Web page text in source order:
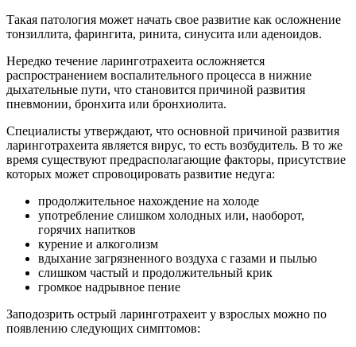
Такая патология может начать свое развитие как осложнение
тонзиллита, фарингита, ринита, синусита или аденоидов.
Нередко течение ларинготрахеита осложняется
распространением воспалительного процесса в нижние
дыхательные пути, что становится причиной развития
пневмонии, бронхита или бронхиолита.
Специалисты утверждают, что основной причиной развития
ларинготрахеита является вирус, то есть возбудитель. В то же
время существуют предрасполагающие факторы, присутствие
которых может спровоцировать развитие недуга:
продолжительное нахождение на холоде
употребление слишком холодных или, наоборот,
горячих напитков
курение и алкоголизм
вдыхание загрязненного воздуха с газами и пылью
слишком частый и продолжительный крик
громкое надрывное пение
Заподозрить острый ларинготрахеит у взрослых можно по
появлению следующих симптомов: